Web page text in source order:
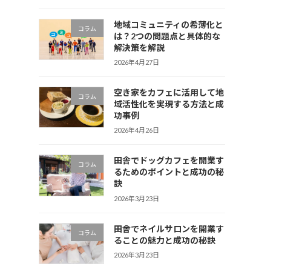
コラム
地域コミュニティの希薄化と
は？2つの問題点と具体的な
解決策を解説
2026年4月27日
コラム
空き家をカフェに活用して地
域活性化を実現する方法と成
功事例
2026年4月26日
コラム
田舎でドッグカフェを開業す
るためのポイントと成功の秘
訣
2026年3月23日
コラム
田舎でネイルサロンを開業す
ることの魅力と成功の秘訣
2026年3月23日